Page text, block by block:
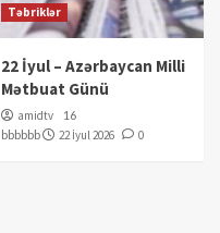
Təbriklər
22 İyul – Azərbaycan Milli
Mətbuat Günü
amidtv
16
bbbbbb
22 İyul 2026 0